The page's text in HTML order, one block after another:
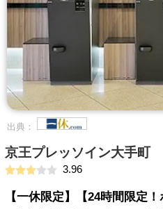
出典：
京王プレッソイン大手町
3.96
【一休限定】【24時間限定